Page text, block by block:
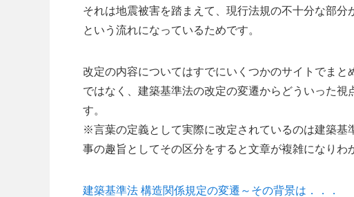
それは地震被害を踏まえて、現行法規の不十分な部
という流れになっているためです。
改定の内容についてはすでにいくつかのサイトでま
ではなく、建築基準法の改定の変遷からどういった
す。
※言葉の定義として実際に改定されているのは建築
事の趣旨としてその区分をすると文章が複雑になりわ
建築基準法 構造関係規定の変遷～その背景は．．．